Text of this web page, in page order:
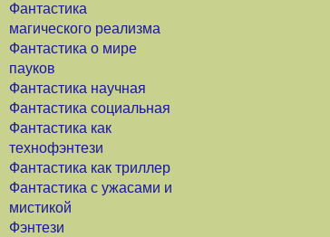
Фантастика
магического реализма
Фантастика о мире
пауков
Фантастика научная
Фантастика социальная
Фантастика как
технофэнтези
Фантастика как триллер
Фантастика с ужасами и
мистикой
Фэнтези